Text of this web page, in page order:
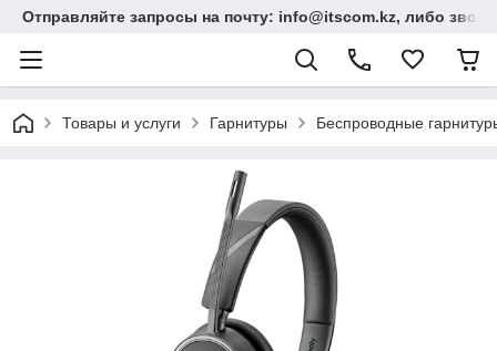
Отправляйте запросы на почту: info@itscom.kz, либо
Товары и услуги Гарнитуры Беспроводные